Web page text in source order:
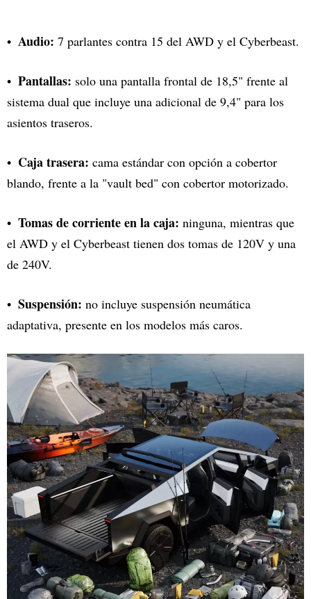
Audio: 7 parlantes contra 15 del AWD y el Cyberbeast.
Pantallas: solo una pantalla frontal de 18,5" frente al
sistema dual que incluye una adicional de 9,4" para los
asientos traseros.
Caja trasera: cama estándar con opción a cobertor
blando, frente a la "vault bed" con cobertor motorizado.
Tomas de corriente en la caja: ninguna, mientras que
el AWD y el Cyberbeast tienen dos tomas de 120V y una
de 240V.
Suspensión: no incluye suspensión neumática
adaptativa, presente en los modelos más caros.